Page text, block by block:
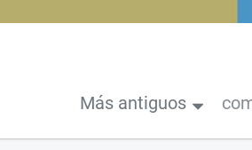
Más antiguos